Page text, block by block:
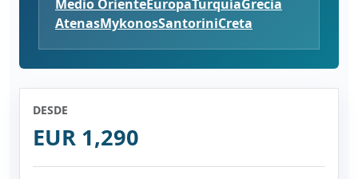
Medio OrienteEuropaTurquíaGrecia
AtenasMykonosSantoriniCreta
DESDE
EUR 1,290